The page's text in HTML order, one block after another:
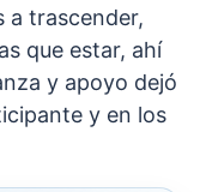
a trascender,
que estar, ahí
y apoyo dejó
y en los